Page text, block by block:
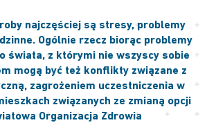
najczęściej są stresy, problemy
Ogólnie rzecz biorąc problemy
świata, z którymi nie wszyscy sobie
mogą być też konflikty związane z
zagrożeniem uczestniczenia w
związanych ze zmianą opcji
Organizacja Zdrowia